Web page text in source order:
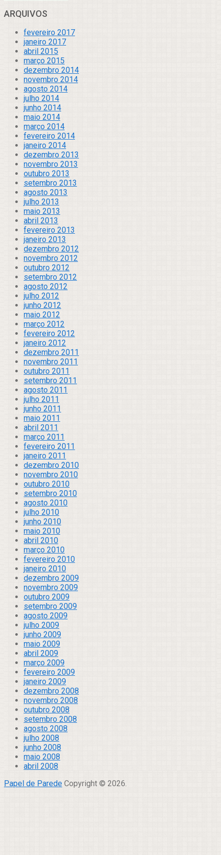
ARQUIVOS
fevereiro 2017
janeiro 2017
abril 2015
março 2015
dezembro 2014
novembro 2014
agosto 2014
julho 2014
junho 2014
maio 2014
março 2014
fevereiro 2014
janeiro 2014
dezembro 2013
novembro 2013
outubro 2013
setembro 2013
agosto 2013
julho 2013
maio 2013
abril 2013
fevereiro 2013
janeiro 2013
dezembro 2012
novembro 2012
outubro 2012
setembro 2012
agosto 2012
julho 2012
junho 2012
maio 2012
março 2012
fevereiro 2012
janeiro 2012
dezembro 2011
novembro 2011
outubro 2011
setembro 2011
agosto 2011
julho 2011
junho 2011
maio 2011
abril 2011
março 2011
fevereiro 2011
janeiro 2011
dezembro 2010
novembro 2010
outubro 2010
setembro 2010
agosto 2010
julho 2010
junho 2010
maio 2010
abril 2010
março 2010
fevereiro 2010
janeiro 2010
dezembro 2009
novembro 2009
outubro 2009
setembro 2009
agosto 2009
julho 2009
junho 2009
maio 2009
abril 2009
março 2009
fevereiro 2009
janeiro 2009
dezembro 2008
novembro 2008
outubro 2008
setembro 2008
agosto 2008
julho 2008
junho 2008
maio 2008
abril 2008
Papel de Parede Copyright © 2026.